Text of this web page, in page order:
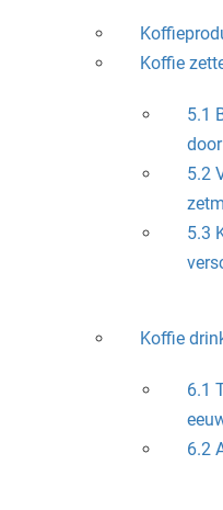
Koffie
5.1
5.2
5.3
Koffie
6.1
6.2